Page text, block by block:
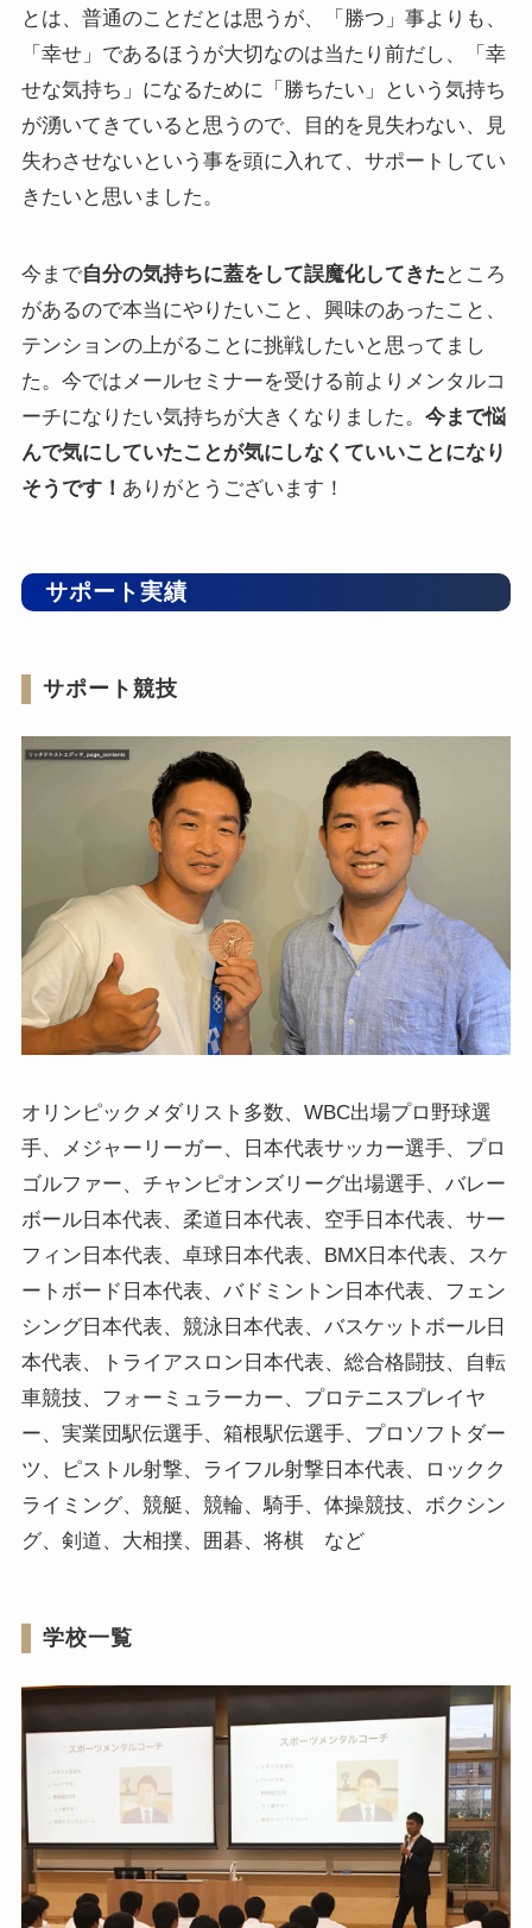
とは、普通のことだとは思うが、「勝つ」事よりも、
「幸せ」であるほうが大切なのは当たり前だし、「幸
せな気持ち」になるために「勝ちたい」という気持ち
が湧いてきていると思うので、目的を見失わない、見
失わさせないという事を頭に入れて、サポートしてい
きたいと思いました。
今まで自分の気持ちに蓋をして誤魔化してきた ところ
があるので本当にやりたいこと、興味のあったこと、
テンションの上がることに挑戦したいと思ってまし
た。今ではメールセミナーを受ける前よりメンタルコ
ーチになりたい気持ちが大きくなりました。 今まで悩
んで気にしていたことが気にしなくていいことになり
そうです！ ありがとうございます！
サポート実績
サポート競技
オリンピックメダリスト多数、WBC出場プロ野球選
手、メジャーリーガー、日本代表サッカー選手、プロ
ゴルファー、チャンピオンズリーグ出場選手、バレー
ボール日本代表、柔道日本代表、空手日本代表、サー
フィン日本代表、卓球日本代表、BMX日本代表、スケ
ートボード日本代表、バドミントン日本代表、フェン
シング日本代表、競泳日本代表、バスケットボール日
本代表、トライアスロン日本代表、総合格闘技、自転
車競技、フォーミュラーカー、プロテニスプレイヤ
ー、実業団駅伝選手、箱根駅伝選手、プロソフトダー
ツ、ピストル射撃、ライフル射撃日本代表、ロックク
ライミング、競艇、競輪、騎手、体操競技、ボクシン
グ、剣道、大相撲、囲碁、将棋 など
学校一覧